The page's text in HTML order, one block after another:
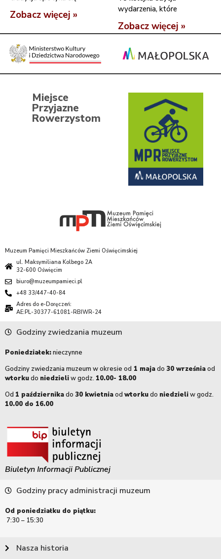
Zobacz więcej »
wydarzenia, które
Zobacz więcej »
Miejsce
Przyjazne
Rowerzystom
Muzeum Pamięci Mieszkańców Ziemi Oświęcimskiej
ul. Maksymiliana Kolbego 2A
32-600 Oświęcim
biuro@muzeumpamieci.pl
+48 33/447-40-84
Adres do e-Doręczeń:
AE:PL-30377-61081-RBIWR-24
Godziny zwiedzania muzeum
Poniedziałek:nieczynne
Godziny zwiedzania muzeum w okresie od 1 majado 30 wrześniaod
wtorkudo niedzieliw godz. 10.00- 18.00
Od 1 październikado 30 kwietniaod wtorkudo niedzieliw godz.
10.00 do 16.00
Biuletyn Informacji Publicznej
Godziny pracy administracji muzeum
Od poniedziałku do piątku:
7:30 – 15:30
Nasza historia